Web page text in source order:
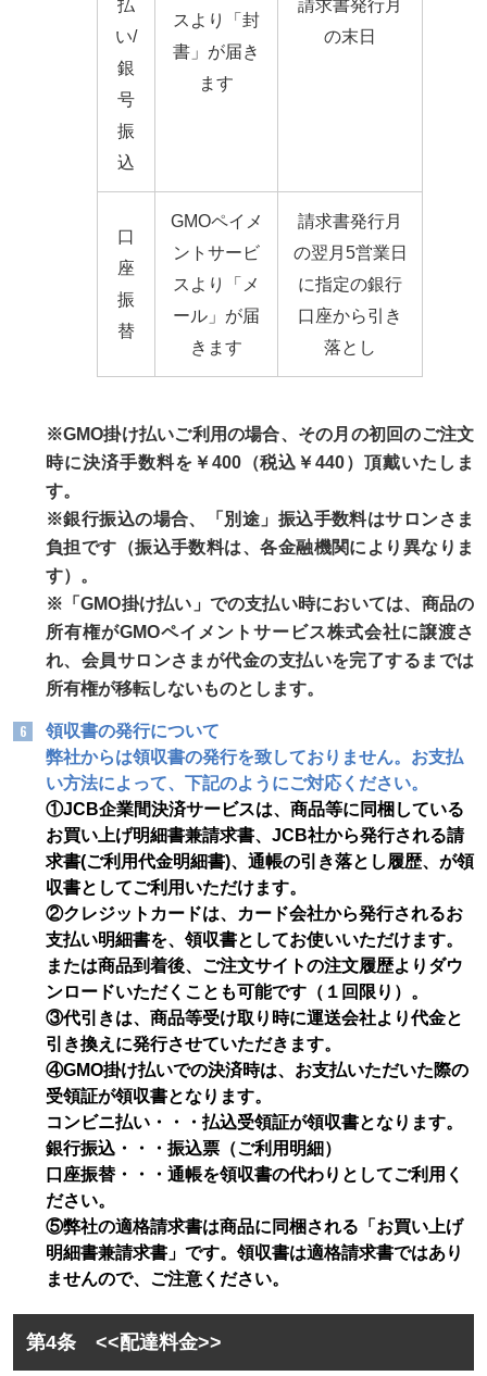
払
い/
銀
号
振
込
スより「封
書」が届き
ます
請求書発行月
の末日
口
座
振
替
GMOペイメ
ントサービ
スより「メ
ール」が届
きます
請求書発行月
の翌月5営業日
に指定の銀行
口座から引き
落とし
※GMO掛け払いご利用の場合、その月の初回のご注文
時に決済手数料を￥400（税込￥440）頂戴いたしま
す。
※銀行振込の場合、「別途」振込手数料はサロンさま
負担です（振込手数料は、各金融機関により異なりま
す）。
※「GMO掛け払い」での支払い時においては、商品の
所有権がGMOペイメントサービス株式会社に譲渡さ
れ、会員サロンさまが代金の支払いを完了するまでは
所有権が移転しないものとします。
領収書の発行について
弊社からは領収書の発行を致しておりません。お支払
い方法によって、下記のようにご対応ください。
①JCB企業間決済サービスは、商品等に同梱している
お買い上げ明細書兼請求書、JCB社から発行される請
求書(ご利用代金明細書)、通帳の引き落とし履歴、が領
収書としてご利用いただけます。
②クレジットカードは、カード会社から発行されるお
支払い明細書を、領収書としてお使いいただけます。
または商品到着後、ご注文サイトの注文履歴よりダウ
ンロードいただくことも可能です（１回限り）。
③代引きは、商品等受け取り時に運送会社より代金と
引き換えに発行させていただきます。
④GMO掛け払いでの決済時は、お支払いただいた際の
受領証が領収書となります。
コンビニ払い・・・払込受領証が領収書となります。
銀行振込・・・振込票（ご利用明細）
口座振替・・・通帳を領収書の代わりとしてご利用く
ださい。
⑤弊社の適格請求書は商品に同梱される「お買い上げ
明細書兼請求書」です。領収書は適格請求書ではあり
ませんので、ご注意ください。
第4条 <<配達料金>>